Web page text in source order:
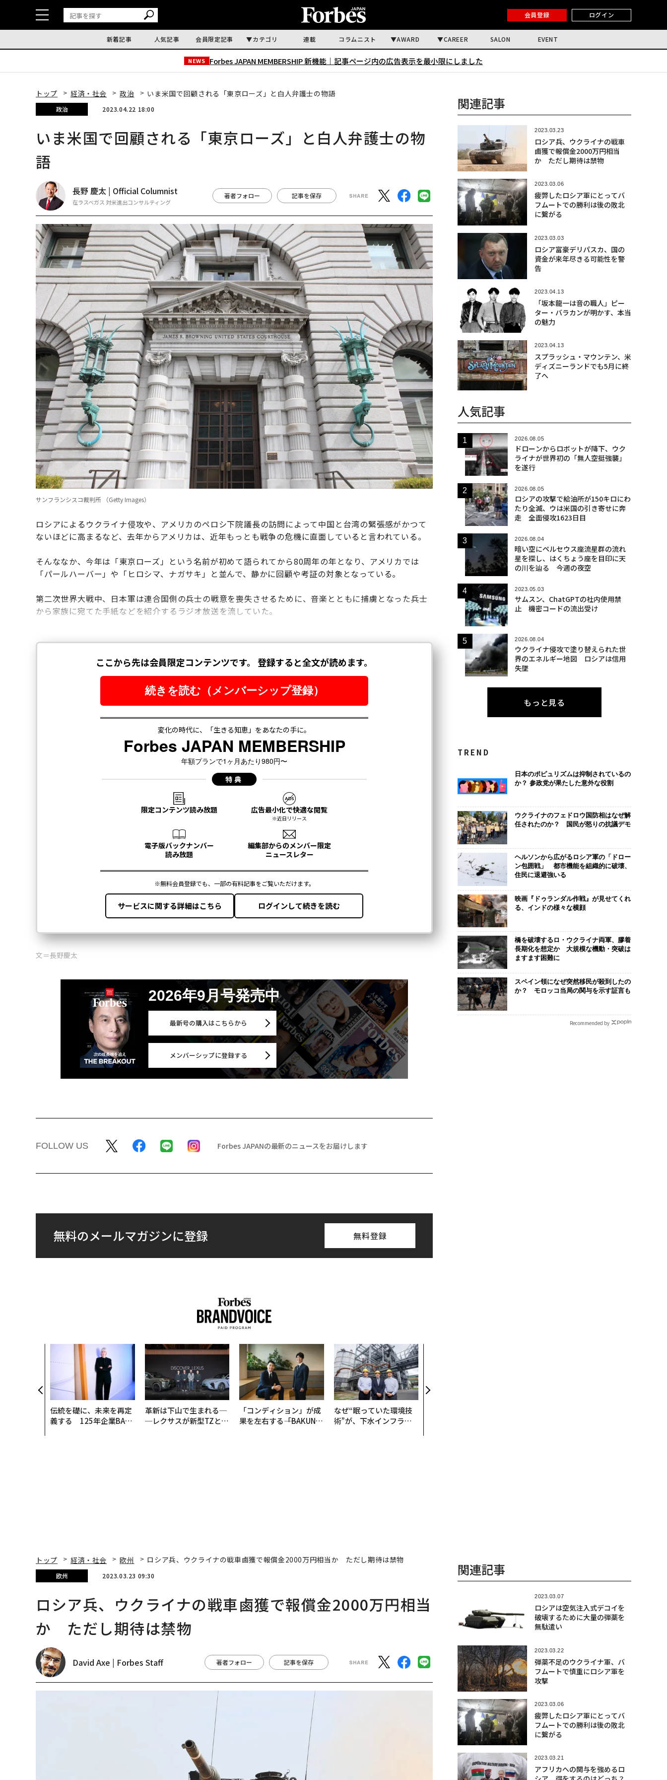
会員登録 ログイン
新着記事 人気記事 会員限定記事 カテゴリ 連載 コラムニスト AWARD CAREER SALON EVENT
NEWS Forbes JAPAN MEMBERSHIP 新機能｜ 記事ページ内の広告表示を最小限にしました
トップ 経済・社会 政治 いま米国で回顧される「東京ローズ」と白人弁護士の物語
政治 2023.04.22 18:00
いま米国で回顧される「東京ローズ」と白人弁護士の物
語
長野 慶太 | Official Columnist
在ラスベガス 対米進出コンサルティング
著者フォロー 記事を保存
サンフランシスコ裁判所 （Getty Images）
ロシアによるウクライナ侵攻や、アメリカのペロシ下院議長の訪問によって中国と台湾の緊張感がかつて
ないほどに高まるなど、去年からアメリカは、近年もっとも戦争の危機に直面していると言われている。
そんななか、今年は「東京ローズ」という名前が初めて語られてから80周年の年となり、アメリカでは
「パールハーバー」や「ヒロシマ、ナガサキ」と並んで、静かに回顧や考証の対象となっている。
第二次世界大戦中、日本軍は連合国側の兵士の戦意を喪失させるために、音楽とともに捕虜となった兵士
から家族に宛てた手紙などを紹介するラジオ放送を流していた。
文＝長野慶太
2026年9月号発売中
最新号の購入はこちらから
メンバーシップに登録する
FOLLOW US Forbes JAPANの最新のニュースをお届けします
無料のメールマガジンに登録 無料登録
伝統を礎に、未来を再定
義する 125年企業BAT
革新は下山で生まれる─
─レクサスが新型TZとE
「コンディション」が成
果を左右する――「BAKUN
なぜ“眠っていた環境技
術”が、下水インフラを
関連記事
2023.03.23
ロシア兵、ウクライナの戦車
鹵獲で報償金2000万円相当
か ただし期待は禁物
2023.03.06
疲弊したロシア軍にとってバ
フムートでの勝利は後の敗北
に繋がる
2023.03.03
ロシア富豪デリパスカ、国の
資金が来年尽きる可能性を警
告
2023.04.13
「坂本龍一は音の職人」ピー
ター・バラカンが明かす、本当
の魅力
2023.04.13
スプラッシュ・マウンテン、米
ディズニーランドでも5月に終
了へ
人気記事
2026.08.05
ドローンからロボットが降下、ウク
ライナが世界初の「無人空挺強襲」
を遂行
2026.08.05
ロシアの攻撃で給油所が150キロにわ
たり全滅、ウは米国の引き寄せに奔
走 全面侵攻1623日目
2026.08.04
暗い空にペルセウス座流星群の流れ
星を探し、はくちょう座を目印に天
の川を辿る 今週の夜空
2023.05.03
サムスン、ChatGPTの社内使用禁
止 機密コードの流出受け
2026.08.04
ウクライナ侵攻で塗り替えられた世
界のエネルギー地図 ロシアは信用
失墜
もっと見る
TREND
日本のポピュリズムは抑制されているの
か？ 参政党が果たした意外な役割
ウクライナのフェドロウ国防相はなぜ解
任されたのか？ 国民が怒りの抗議デモ
ヘルソンから広がるロシア軍の「ドロー
ン包囲戦」 都市機能を組織的に破壊、
住民に退避強いる
映画『ドゥランダル作戦』が見せてくれ
る、インドの様々な横顔
橋を破壊するロ・ウクライナ両軍、膠着
長期化を想定か 大規模な機動・突破は
ますます困難に
スペイン領になぜ突然移民が殺到したの
か？ モロッコ当局の関与を示す証言も
Recommended by
トップ 経済・社会 欧州 ロシア兵、ウクライナの戦車鹵獲で報償金2000万円相当か ただし期待は禁物
欧州 2023.03.23 09:30
ロシア兵、ウクライナの戦車鹵獲で報償金2000万円相当
か ただし期待は禁物
David Axe | Forbes Staff 著者フォロー 記事を保存
関連記事
2023.03.07
ロシアは空気注入式デコイを
破壊するために大量の弾薬を
無駄遣い
2023.03.22
弾薬不足のウクライナ軍、バ
フムートで慎重にロシア軍を
攻撃
2023.03.06
疲弊したロシア軍にとってバ
フムートでの勝利は後の敗北
に繋がる
2023.03.21
アフリカへの関与を強めるロ